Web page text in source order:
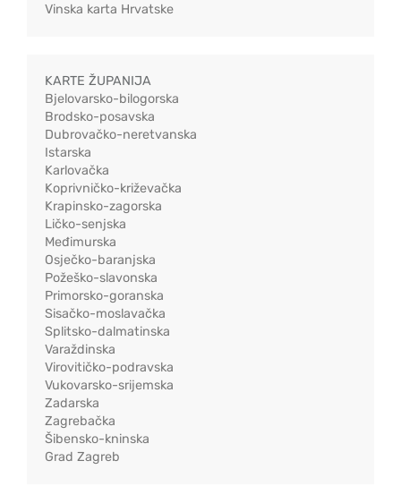
Vinska karta Hrvatske
KARTE ŽUPANIJA
Bjelovarsko-bilogorska
Brodsko-posavska
Dubrovačko-neretvanska
Istarska
Karlovačka
Koprivničko-križevačka
Krapinsko-zagorska
Ličko-senjska
Međimurska
Osječko-baranjska
Požeško-slavonska
Primorsko-goranska
Sisačko-moslavačka
Splitsko-dalmatinska
Varaždinska
Virovitičko-podravska
Vukovarsko-srijemska
Zadarska
Zagrebačka
Šibensko-kninska
Grad Zagreb